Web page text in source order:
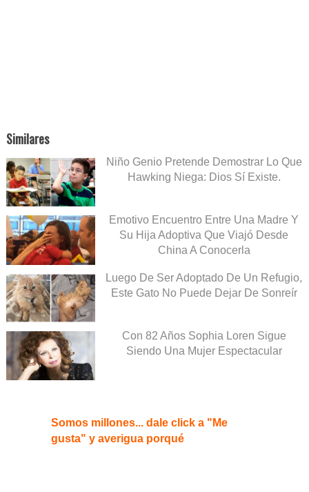
Similares
Niño Genio Pretende Demostrar Lo Que
Hawking Niega: Dios Sí Existe.
Emotivo Encuentro Entre Una Madre Y
Su Hija Adoptiva Que Viajó Desde
China A Conocerla
Luego De Ser Adoptado De Un Refugio,
Este Gato No Puede Dejar De Sonreír
Con 82 Años Sophia Loren Sigue
Siendo Una Mujer Espectacular
Somos millones... dale click a "Me
gusta" y averigua porqué